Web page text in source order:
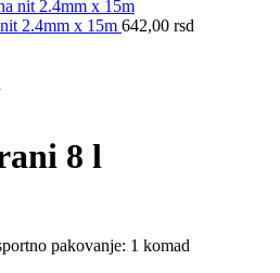
2.4mm x 15m 642,00 rsd
8 l
pakovanje: 1 komad